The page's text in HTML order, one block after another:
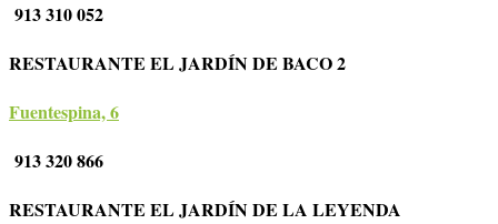
913 310 052
RESTAURANTE EL JARDÍN DE BACO 2
Fuentespina, 6
913 320 866
RESTAURANTE EL JARDÍN DE LA LEYENDA